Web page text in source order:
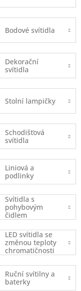
Bodové svítidla
Dekorační
svítidla
Stolní lampičky
Schodišťová
svítidla
Liniová a
podlinky
Svítidla s
pohybovým
čidlem
LED svítidla se
změnou teploty
chromatičnosti
Ruční svítilny a
baterky